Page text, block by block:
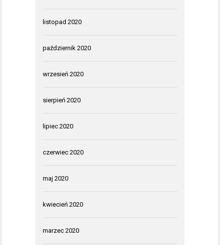
listopad 2020
październik 2020
wrzesień 2020
sierpień 2020
lipiec 2020
czerwiec 2020
maj 2020
kwiecień 2020
marzec 2020